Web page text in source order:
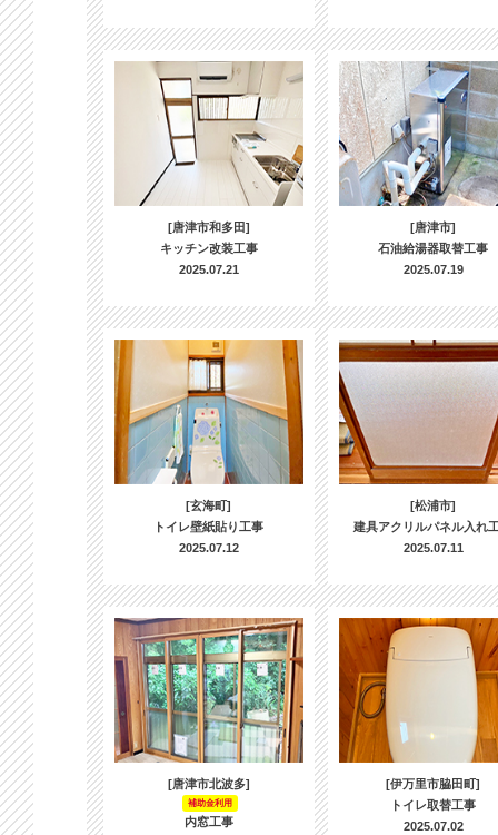
[唐津市和多田]
キッチン改装工事
2025.07.21
[唐津市]
石油給湯器取替工事
2025.07.19
[玄海町]
トイレ壁紙貼り工事
2025.07.12
[松浦市]
建具アクリルパネル入れ
2025.07.11
[唐津市北波多]
補助金利用
内窓工事
[伊万里市脇田町]
トイレ取替工事
2025.07.02